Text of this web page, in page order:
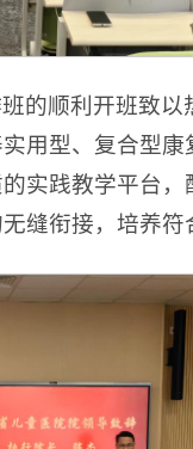
的顺利开班致
用型、复合型
实践教学平台
缝衔接，培养符